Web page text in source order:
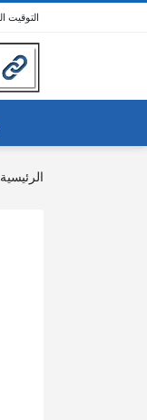
الرئيسية